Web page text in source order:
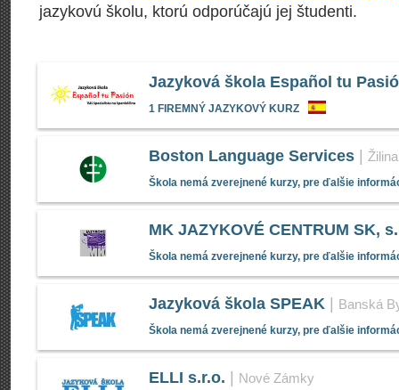
jazykovú školu, ktorú odporúčajú jej študenti.
Jazyková škola Español tu
1 FIREMNÝ JAZYKOVÝ KURZ
Boston Language Services Žilina
Škola nemá zverejnené kurzy, pre ďalšie
MK JAZYKOVÉ CENTRUM SK,
Škola nemá zverejnené kurzy, pre ďalšie
Jazyková škola SPEAK Banská
Škola nemá zverejnené kurzy, pre ďalšie
ELLI s.r.o. Nové Zámky